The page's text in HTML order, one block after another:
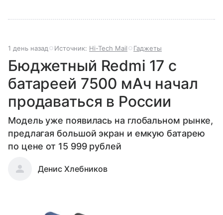
1 день назад Источник: Hi-Tech Mail Гаджеты
Бюджетный Redmi 17 с
батареей 7500 мАч начал
продаваться в России
Модель уже появилась на глобальном рынке,
предлагая большой экран и емкую батарею
по цене от 15 999 рублей
Денис Хлебников